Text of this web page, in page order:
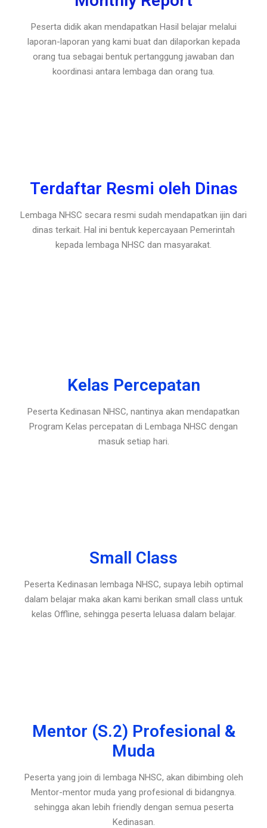
Peserta didik akan mendapatkan Hasil belajar melalui
laporan-laporan yang kami buat dan dilaporkan kepada
orang tua sebagai bentuk pertanggung jawaban dan
koordinasi antara lembaga dan orang tua.
Terdaftar Resmi oleh Dinas
Lembaga NHSC secara resmi sudah mendapatkan ijin dari
dinas terkait. Hal ini bentuk kepercayaan Pemerintah
kepada lembaga NHSC dan masyarakat.
Kelas Percepatan
Peserta Kedinasan NHSC, nantinya akan mendapatkan
Program Kelas percepatan di Lembaga NHSC dengan
masuk setiap hari.
Small Class
Peserta Kedinasan lembaga NHSC, supaya lebih optimal
dalam belajar maka akan kami berikan small class untuk
kelas Offline, sehingga peserta leluasa dalam belajar.
Mentor (S.2) Profesional &
Muda
Peserta yang join di lembaga NHSC, akan dibimbing oleh
Mentor-mentor muda yang profesional di bidangnya.
sehingga akan lebih friendly dengan semua peserta
Kedinasan.